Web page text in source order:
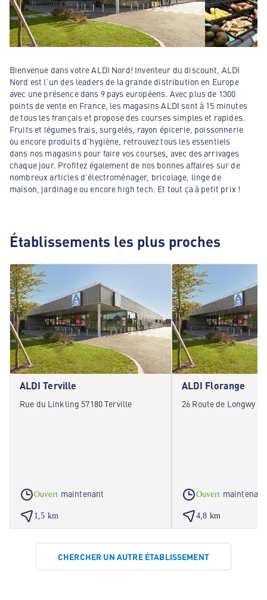
Bienvenue dans votre ALDI Nord! Inventeur du discount, ALDI
Nord est l'un des leaders de la grande distribution en Europe
avec une présence dans 9 pays européens. Avec plus de 1300
points de vente en France, les magasins ALDI sont à 15 minutes
de tous les français et propose des courses simples et rapides.
Fruits et légumes frais, surgelés, rayon épicerie, poissonnerie
ou encore produits d'hygiène, retrouvez tous les essentiels
dans nos magasins pour faire vos courses, avec des arrivages
chaque jour. Profitez également de nos bonnes affaires sur de
nombreux articles d'électroménager, bricolage, linge de
maison, jardinage ou encore high tech. Et tout ça à petit prix !
Établissements les plus proches
ALDI Terville
Rue du Linkling 57180 Terville
Ouvert maintenant
1,5 km
ALDI Florange
26 Route de Longwy
Ouvert maintenant
4,8 km
CHERCHER UN AUTRE ÉTABLISSEMENT